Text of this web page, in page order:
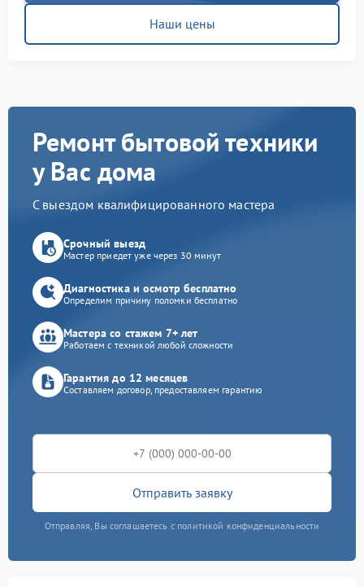
Наши цены
Ремонт бытовой техники
у Вас дома
С выездом квалифицированного мастера
Срочный выезд
Мастер приедет уже через 30 минут
Диагностика и осмотр бесплатно
Определим причину поломки бесплатно
Мастера со стажем 7+ лет
Работаем с техникой любой сложности
Гарантия до 12 месяцев
Составляем договор, предоставляем гарантию
Отправить заявку
Отправляя, Вы соглашаетесь с политикой конфиденциальности